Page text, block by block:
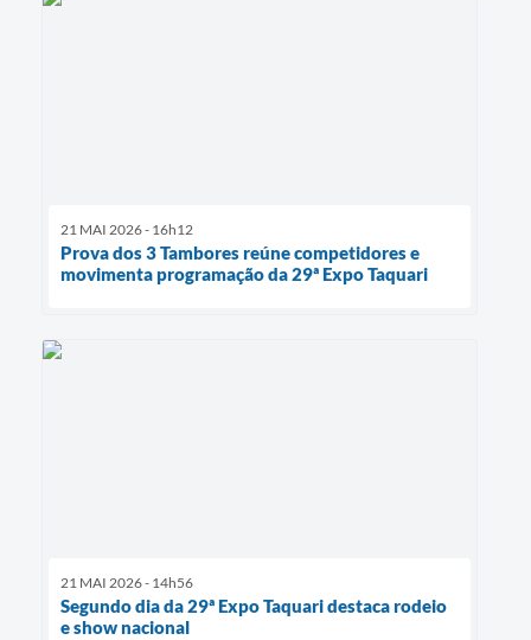
21 MAI 2026 - 16h12
Prova dos 3 Tambores reúne competidores e
movimenta programação da 29ª Expo Taquari
21 MAI 2026 - 14h56
Segundo dia da 29ª Expo Taquari destaca rodeio
e show nacional